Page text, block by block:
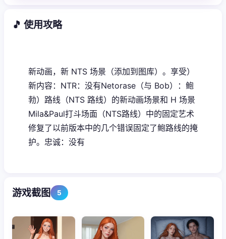
🎵 使用攻略
新动画，新 NTS 场景（添加到图库）。享受）
新内容：NTR：没有Netorase（与 Bob）：鲍
勃）路线（NTS 路线）的新动画场景和 H 场景
Mila&Paul打斗场面（NTS路线）中的固定艺术
修复了以前版本中的几个错误固定了鲍路线的掩
护。忠诚：没有
游戏截图 5